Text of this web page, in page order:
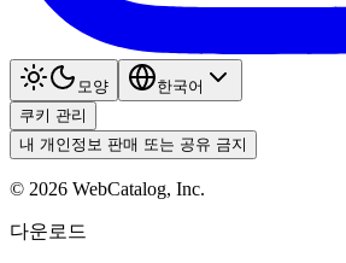
모양
한국어
쿠키 관리
내 개인정보 판매 또는 공유 금지
© 2026 WebCatalog, Inc.
다운로드